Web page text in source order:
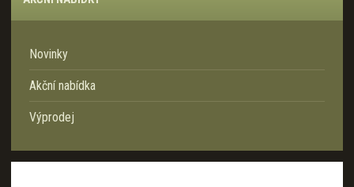
Novinky
Akční nabídka
Výprodej